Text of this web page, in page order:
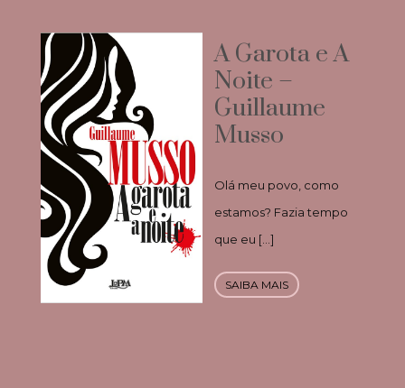
A Garota e A
Noite –
Guillaume
Musso
Olá meu povo, como
estamos? Fazia tempo
que eu […]
SAIBA MAIS